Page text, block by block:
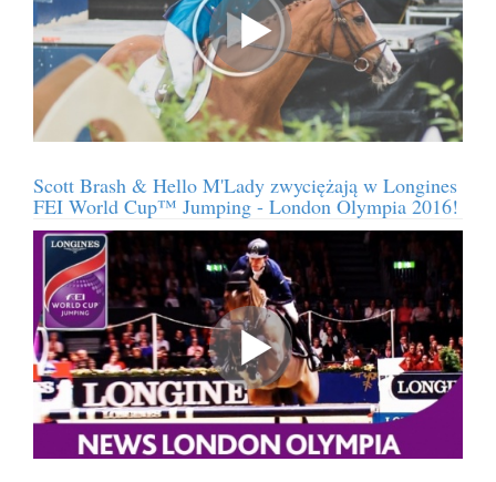
Scott Brash & Hello M'Lady zwyciężają w Longines
FEI World Cup™ Jumping - London Olympia 2016!